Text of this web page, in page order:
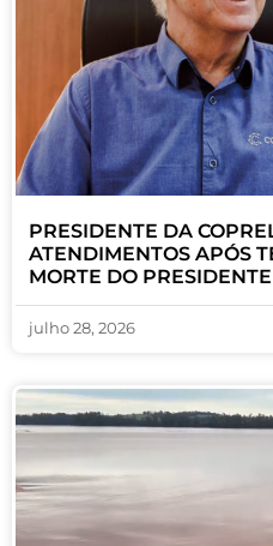
PRESIDENTE DA
ATENDIMENTOS APÓS
MORTE DO
julho 28, 2026